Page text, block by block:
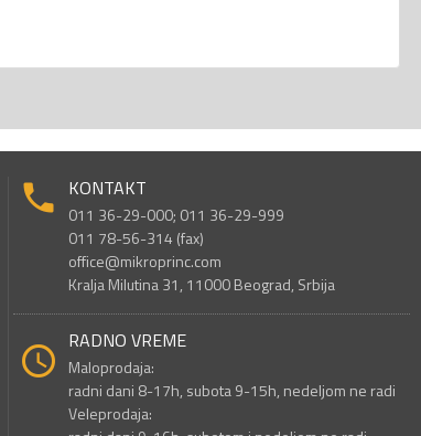
KONTAKT
011 36-29-000; 011 36-29-999
011 78-56-314 (fax)
office@mikroprinc.com
Kralja Milutina 31, 11000 Beograd, Srbija
RADNO VREME
Maloprodaja:
radni dani 8-17h, subota 9-15h, nedeljom ne radi
Veleprodaja: